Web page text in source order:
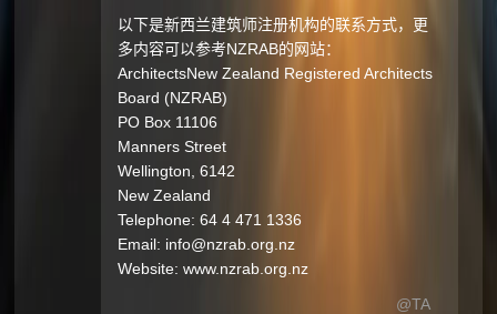
以下是新西兰建筑师注册机构的联系方式，更
多内容可以参考NZRAB的网站：
ArchitectsNew Zealand Registered Architects
Board (NZRAB)
PO Box 11106
Manners Street
Wellington, 6142
New Zealand
Telephone: 64 4 471 1336
Email: info@nzrab.org.nz
Website: www.nzrab.org.nz
@TA